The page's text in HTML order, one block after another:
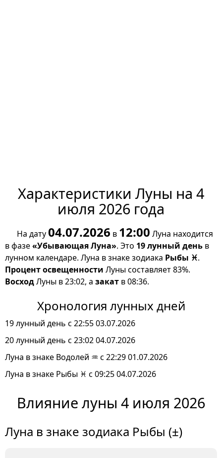
Характеристики Луны на 4
июля 2026 года
На дату04.07.2026 в 12:00 Луна находится
в фазе«Убывающая Луна». Это 19 лунный день в
лунном календаре. Луна в знаке зодиака Рыбы ♓.
Процент освещенности Луны составляет 83%.
ВосходЛуны в 23:02, а закат в 08:36.
Хронология лунных дней
19 лунный день с 22:55 03.07.2026
20 лунный день с 23:02 04.07.2026
Луна в знаке Водолей ♒ с 22:29 01.07.2026
Луна в знаке Рыбы ♓ с 09:25 04.07.2026
Влияние луны 4 июля 2026
Луна в знаке зодиака Рыбы (±)